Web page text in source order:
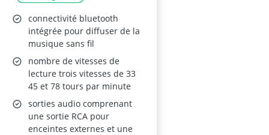
Intégrés et Sortie
Ligne RCA
connectivité bluetooth
intégrée pour diffuser de la
musique sans fil
nombre de vitesses de
lecture trois vitesses de 33
45 et 78 tours par minute
sorties audio comprenant
une sortie RCA pour
enceintes externes et une